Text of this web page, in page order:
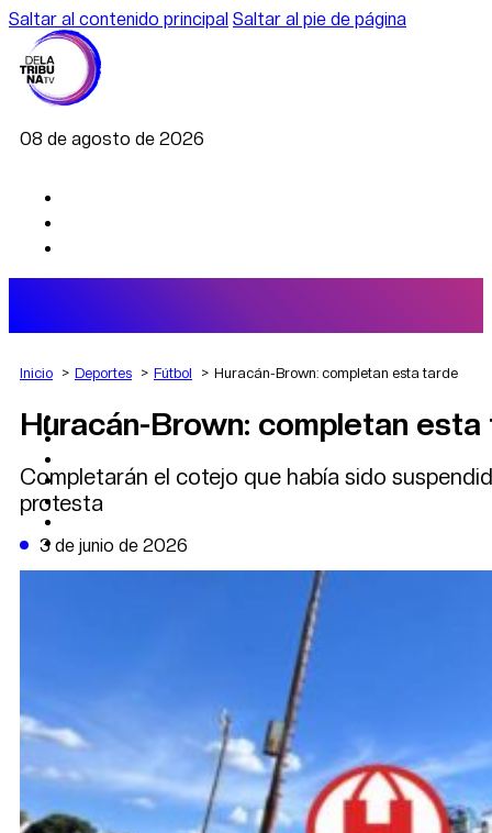
Saltar al contenido principal Saltar al pie de página
08 de agosto de 2026
AGRO
DEPORTES
POLÍTICA
CAMBIO CLIMÁTICO
DE LA TRIBUNA TV
Inicio Deportes Fútbol Huracán-Brown: completan esta tarde
Huracán-Brown: completan
Completarán el cotejo que había sido
protesta
3 de junio de 2026